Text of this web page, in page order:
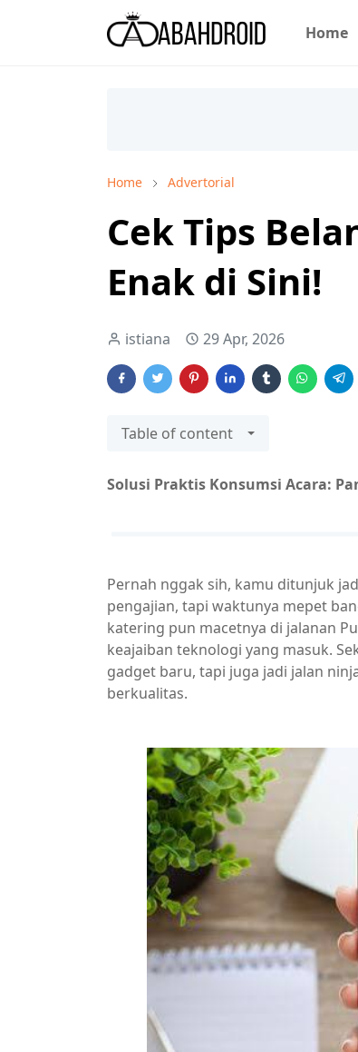
Home
Home Advertorial
Cek Tips
Enak di Sini!
istiana 29 Apr, 2026
Table of content
Solusi Praktis Konsumsi Acara:
​Pernah nggak sih, kamu ditunjuk
pengajian, tapi waktunya mepet
katering pun macetnya di jalanan
keajaiban teknologi yang masuk.
gadget baru, tapi juga jadi jalan
berkualitas.